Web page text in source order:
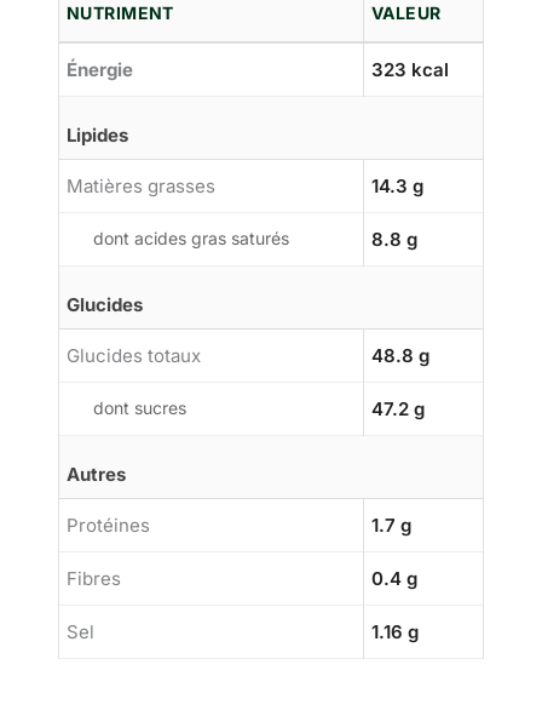
NUTRIMENT VALEUR
Énergie 323 kcal
Lipides
Matières grasses 14.3 g
dont acides gras saturés 8.8 g
Glucides
Glucides totaux 48.8 g
dont sucres 47.2 g
Autres
Protéines 1.7 g
Fibres 0.4 g
Sel 1.16 g